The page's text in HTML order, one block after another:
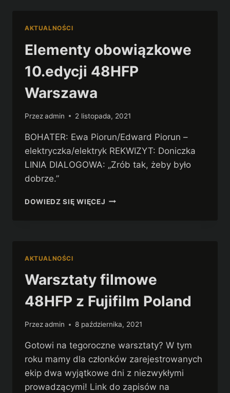
AKTUALNOŚCI
Elementy obowiązkowe
10.edycji 48HFP
Warszawa
Przezadmin 2 listopada, 2021
BOHATER: Ewa Piorun/Edward Piorun –
elektryczka/elektryk REKWIZYT: Doniczka
LINIA DIALOGOWA: „Zrób tak, żeby było
dobrze.”
DOWIEDZ SIĘ WIĘCEJ ELEMENTY
AKTUALNOŚCI
Warsztaty filmowe
48HFP z Fujifilm Poland
Przezadmin 8 października, 2021
Gotowi na tegoroczne warsztaty? W tym
roku mamy dla członków zarejestrowanych
ekip dwa wyjątkowe dni z niezwykłymi
prowadzącymi! Link do zapisów na